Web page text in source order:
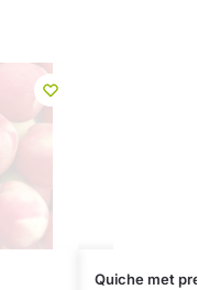
Quiche met